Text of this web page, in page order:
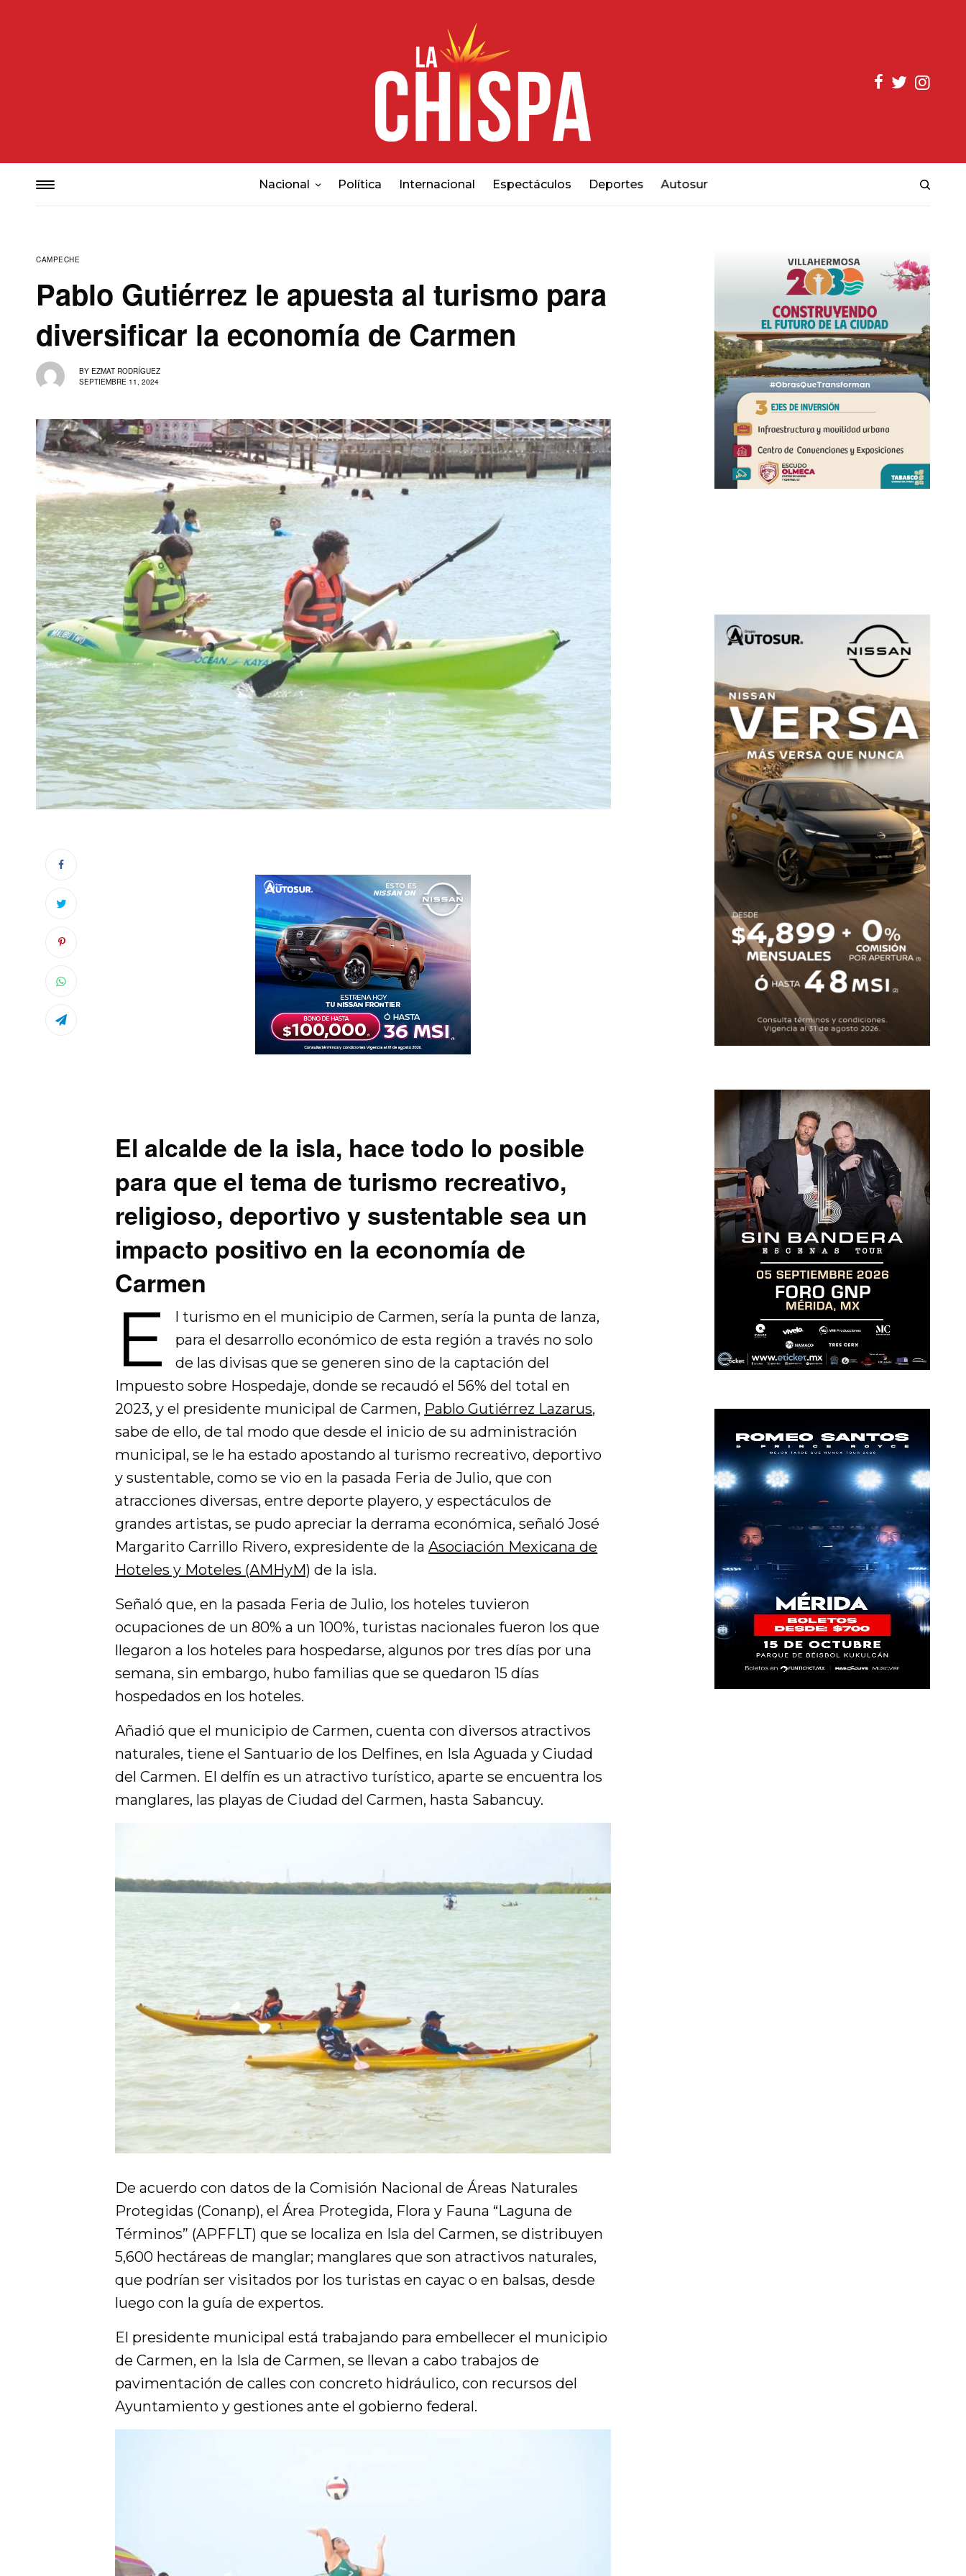
Nacional Política Internacional Espectáculos Deportes Autosur
CAMPECHE
Pablo Gutiérrez le apuesta al turismo para
diversificar la economía de Carmen
BY EZMAT RODRÍGUEZ
SEPTIEMBRE 11, 2024
El alcalde de la isla, hace todo lo posible
para que el tema de turismo recreativo,
religioso, deportivo y sustentable sea un
impacto positivo en la economía de
Carmen
E
l turismo en el municipio de Carmen, sería la punta de lanza,
para el desarrollo económico de esta región a través no solo
de las divisas que se generen sino de la captación del
Impuesto sobre Hospedaje, donde se recaudó el 56% del total en
2023, y el presidente municipal de Carmen, Pablo Gutiérrez Lazarus,
sabe de ello, de tal modo que desde el inicio de su administración
municipal, se le ha estado apostando al turismo recreativo, deportivo
y sustentable, como se vio en la pasada Feria de Julio, que con
atracciones diversas, entre deporte playero, y espectáculos de
grandes artistas, se pudo apreciar la derrama económica, señaló José
Margarito Carrillo Rivero, expresidente de laAsociación Mexicana de
Hoteles y Moteles (AMHyM) de la isla.
Señaló que, en la pasada Feria de Julio, los hoteles tuvieron
ocupaciones de un 80% a un 100%, turistas nacionales fueron los que
llegaron a los hoteles para hospedarse, algunos por tres días por una
semana, sin embargo, hubo familias que se quedaron 15 días
hospedados en los hoteles.
Añadió que el municipio de Carmen, cuenta con diversos atractivos
naturales, tiene el Santuario de los Delfines, en Isla Aguada y Ciudad
del Carmen. El delfín es un atractivo turístico, aparte se encuentra los
manglares, las playas de Ciudad del Carmen, hasta Sabancuy.
De acuerdo con datos de la Comisión Nacional de Áreas Naturales
Protegidas (Conanp), el Área Protegida, Flora y Fauna “Laguna de
Términos” (APFFLT) que se localiza en Isla del Carmen, se distribuyen
5,600 hectáreas de manglar; manglares que son atractivos naturales,
que podrían ser visitados por los turistas en cayac o en balsas, desde
luego con la guía de expertos.
El presidente municipal está trabajando para embellecer el municipio
de Carmen, en la Isla de Carmen, se llevan a cabo trabajos de
pavimentación de calles con concreto hidráulico, con recursos del
Ayuntamiento y gestiones ante el gobierno federal.